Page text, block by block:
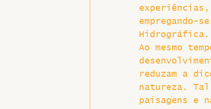
empregando-
Hidrográfica.
Ao mesmo
reduzam a
natureza.
paisagens e